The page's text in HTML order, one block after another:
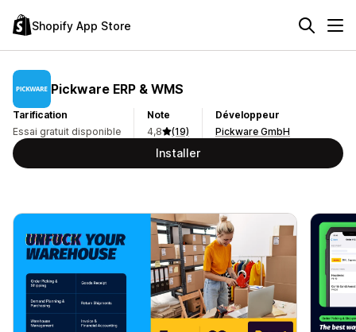
Shopify App Store
Pickware ERP & WMS
Tarification
Essai gratuit disponible
Note
4,8
(19)
Développeur
Pickware GmbH
Installer